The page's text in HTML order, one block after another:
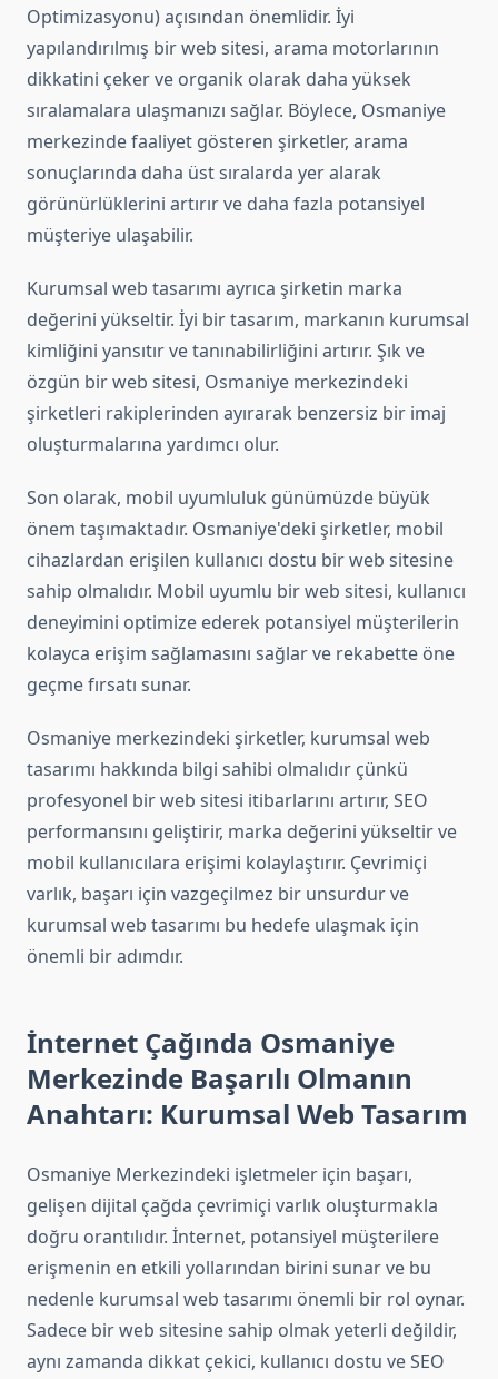
Optimizasyonu) açısından önemlidir. İyi
yapılandırılmış bir web sitesi, arama motorlarının
dikkatini çeker ve organik olarak daha yüksek
sıralamalara ulaşmanızı sağlar. Böylece, Osmaniye
merkezinde faaliyet gösteren şirketler, arama
sonuçlarında daha üst sıralarda yer alarak
görünürlüklerini artırır ve daha fazla potansiyel
müşteriye ulaşabilir.
Kurumsal web tasarımı ayrıca şirketin marka
değerini yükseltir. İyi bir tasarım, markanın kurumsal
kimliğini yansıtır ve tanınabilirliğini artırır. Şık ve
özgün bir web sitesi, Osmaniye merkezindeki
şirketleri rakiplerinden ayırarak benzersiz bir imaj
oluşturmalarına yardımcı olur.
Son olarak, mobil uyumluluk günümüzde büyük
önem taşımaktadır. Osmaniye'deki şirketler, mobil
cihazlardan erişilen kullanıcı dostu bir web sitesine
sahip olmalıdır. Mobil uyumlu bir web sitesi, kullanıcı
deneyimini optimize ederek potansiyel müşterilerin
kolayca erişim sağlamasını sağlar ve rekabette öne
geçme fırsatı sunar.
Osmaniye merkezindeki şirketler, kurumsal web
tasarımı hakkında bilgi sahibi olmalıdır çünkü
profesyonel bir web sitesi itibarlarını artırır, SEO
performansını geliştirir, marka değerini yükseltir ve
mobil kullanıcılara erişimi kolaylaştırır. Çevrimiçi
varlık, başarı için vazgeçilmez bir unsurdur ve
kurumsal web tasarımı bu hedefe ulaşmak için
önemli bir adımdır.
İnternet Çağında Osmaniye
Merkezinde Başarılı Olmanın
Anahtarı: Kurumsal Web Tasarım
Osmaniye Merkezindeki işletmeler için başarı,
gelişen dijital çağda çevrimiçi varlık oluşturmakla
doğru orantılıdır. İnternet, potansiyel müşterilere
erişmenin en etkili yollarından birini sunar ve bu
nedenle kurumsal web tasarımı önemli bir rol oynar.
Sadece bir web sitesine sahip olmak yeterli değildir,
aynı zamanda dikkat çekici, kullanıcı dostu ve SEO